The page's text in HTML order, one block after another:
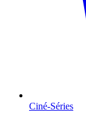
Ciné-Séries